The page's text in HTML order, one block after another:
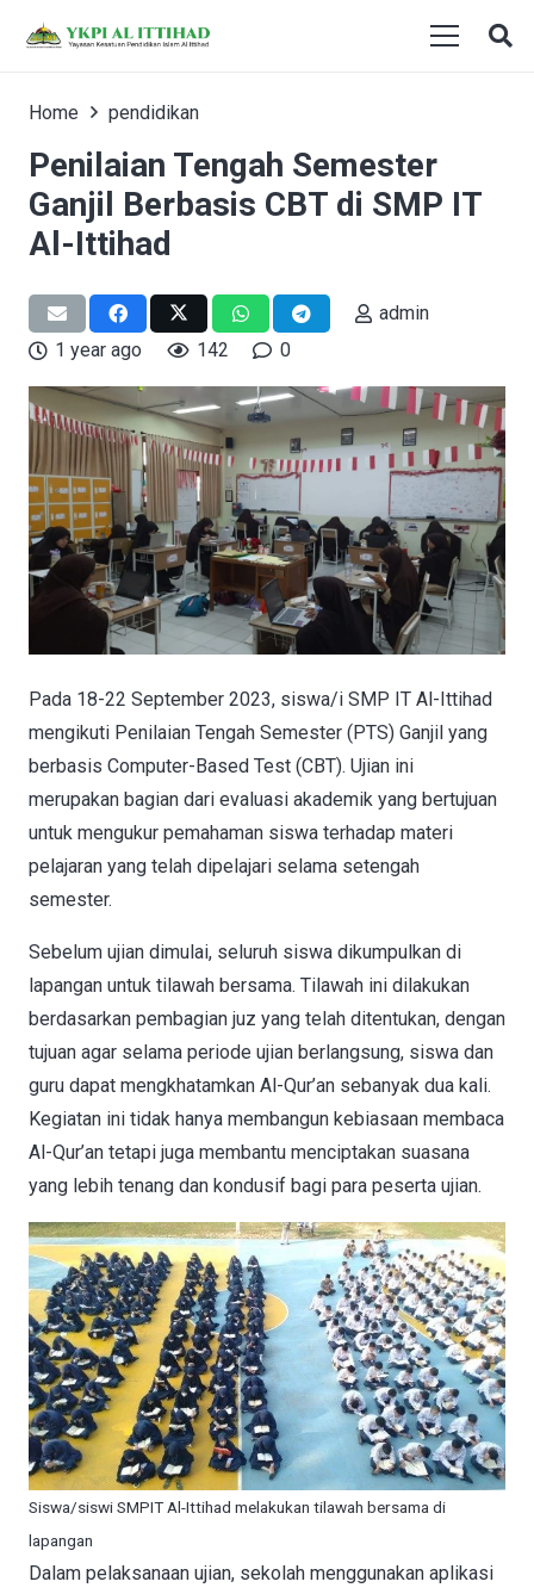
Home pendidikan
Penilaian Tengah Semester
Ganjil Berbasis CBT di SMP IT
Al-Ittihad
admin
1 year ago
142 0
Pada 18-22 September 2023, siswa/i SMP IT Al-Ittihad
mengikuti Penilaian Tengah Semester (PTS) Ganjil yang
berbasis Computer-Based Test (CBT). Ujian ini
merupakan bagian dari evaluasi akademik yang bertujuan
untuk mengukur pemahaman siswa terhadap materi
pelajaran yang telah dipelajari selama setengah
semester.
Sebelum ujian dimulai, seluruh siswa dikumpulkan di
lapangan untuk tilawah bersama. Tilawah ini dilakukan
berdasarkan pembagian juz yang telah ditentukan, dengan
tujuan agar selama periode ujian berlangsung, siswa dan
guru dapat mengkhatamkan Al-Qur’an sebanyak dua kali.
Kegiatan ini tidak hanya membangun kebiasaan membaca
Al-Qur’an tetapi juga membantu menciptakan suasana
yang lebih tenang dan kondusif bagi para peserta ujian.
Siswa/siswi SMPIT Al-Ittihad melakukan tilawah bersama di
lapangan
Dalam pelaksanaan ujian, sekolah menggunakan aplikasi